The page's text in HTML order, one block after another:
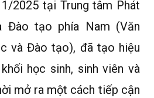
2025 tại Trung tâm Phát
Đào tạo phía Nam (Văn
và Đào tạo), đã tạo hiệu
học sinh, sinh viên và
mở ra một cách tiếp cận